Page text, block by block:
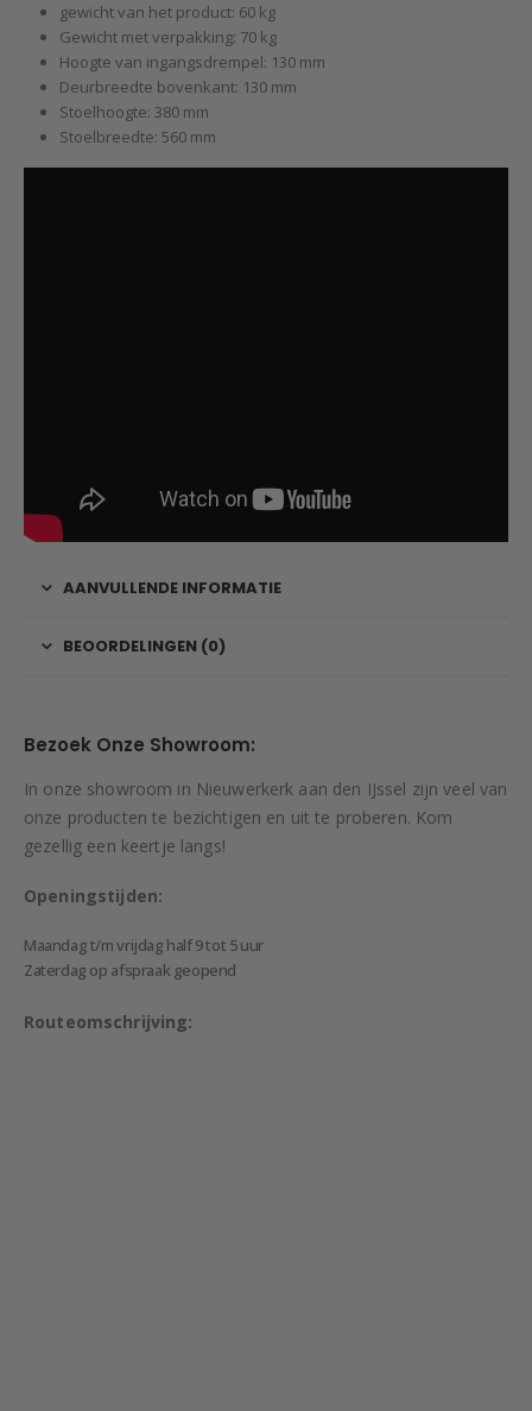
gewicht van het product: 60 kg
Gewicht met verpakking: 70 kg
Hoogte van ingangsdrempel: 130 mm
Deurbreedte bovenkant: 130 mm
Stoelhoogte: 380 mm
Stoelbreedte: 560 mm
AANVULLENDE INFORMATIE
BEOORDELINGEN (0)
Bezoek Onze Showroom:
In onze showroom in Nieuwerkerk aan den IJssel zijn veel van
onze producten te bezichtigen en uit te proberen. Kom
gezellig een keertje langs!
Openingstijden:
Maandag t/m vrijdag half 9 tot 5 uur
Zaterdag op afspraak geopend
Routeomschrijving: